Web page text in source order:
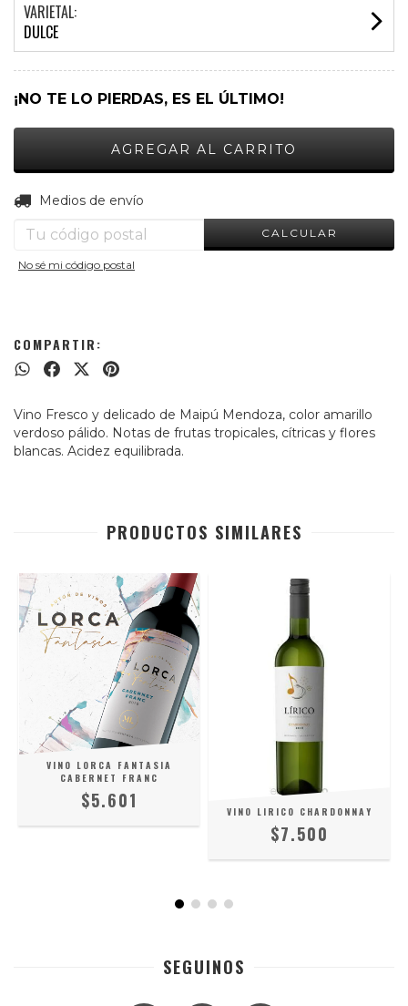
VARIETAL:
DULCE
¡NO TE LO PIERDAS, ES EL ÚLTIMO!
Entregas para el CP:
Medios de envío
CALCULAR
No sé mi código postal
COMPARTIR:
Vino Fresco y delicado de Maipú Mendoza, color amarillo
verdoso pálido. Notas de frutas tropicales, cítricas y flores
blancas. Acidez equilibrada.
PRODUCTOS SIMILARES
VINO LORCA FANTASIA
CABERNET FRANC
$5.601 VINO LIRICO CHARDONNAY
$7.500
SEGUINOS